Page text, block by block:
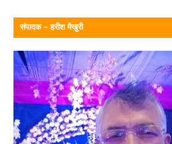
संपादक – हरीश मैखुरी